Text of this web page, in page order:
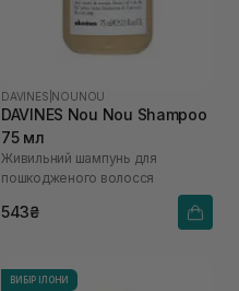
DAVINES NOUNOU
DAVINES Nou Nou Shampoo
75 мл
Живильний шампунь для
пошкодженого волосся
543₴
ВИБІР ІЛОНИ